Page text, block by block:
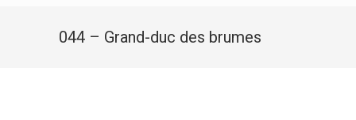
044 – Grand-duc des brumes